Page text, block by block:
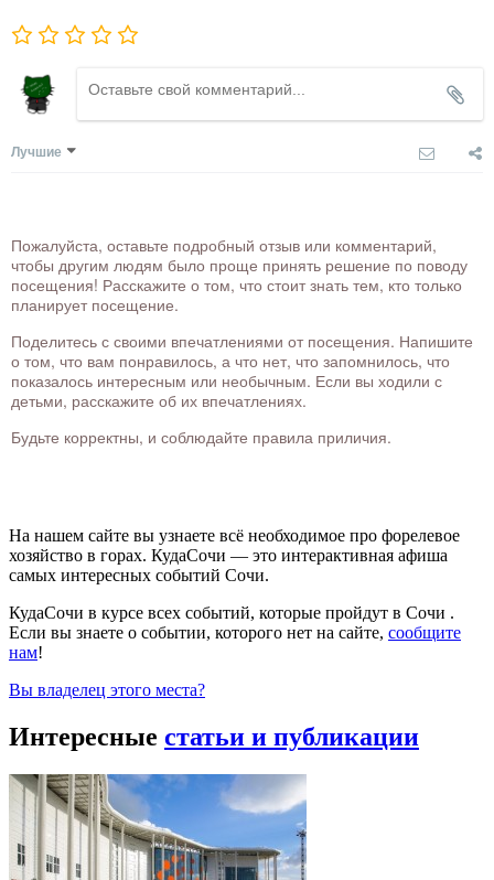
Лучшие
Пожалуйста, оставьте подробный отзыв или комментарий,
чтобы другим людям было проще принять решение по поводу
посещения! Расскажите о том, что стоит знать тем, кто только
планирует посещение.
Поделитесь с своими впечатлениями от посещения. Напишите
о том, что вам понравилось, а что нет, что запомнилось, что
показалось интересным или необычным. Если вы ходили с
детьми, расскажите об их впечатлениях.
Будьте корректны, и соблюдайте правила приличия.
На нашем сайте вы узнаете всё необходимое про форелевое
хозяйство в горах. КудаСочи — это интерактивная афиша
самых интересных событий Сочи.
КудаСочи в курсе всех событий, которые пройдут в Сочи .
Если вы знаете о событии, которого нет на сайте, сообщите
нам!
Вы владелец этого места?
Интересные статьи и публикации